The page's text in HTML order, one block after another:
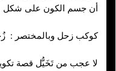
أن جسم الكون على شكل
كوكب زحل وبالمختصر :
لا عجب من تَخَيُّل قصة